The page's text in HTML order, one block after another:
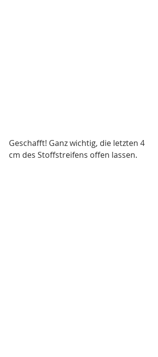
Geschafft! Ganz wichtig, die letzten 4
cm des Stoffstreifens offen lassen.